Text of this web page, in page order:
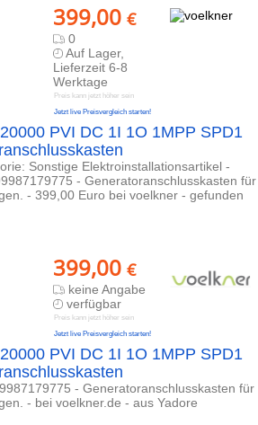
399,00 €
0
Auf Lager,
Lieferzeit 6-8
Werktage
Preis kann jetzt höher sein
Jetzt live Preisvergleich starten!
PVI DC 1I 1O 1MPP SPD1
Sonstige Elektroinstallationsartikel -
- Generatoranschlusskasten für
- 399,00 Euro bei voelkner - gefunden
399,00 €
keine Angabe
verfügbar
Preis kann jetzt höher sein
Jetzt live Preisvergleich starten!
PVI DC 1I 1O 1MPP SPD1
- Generatoranschlusskasten für
- bei voelkner.de - aus Yadore